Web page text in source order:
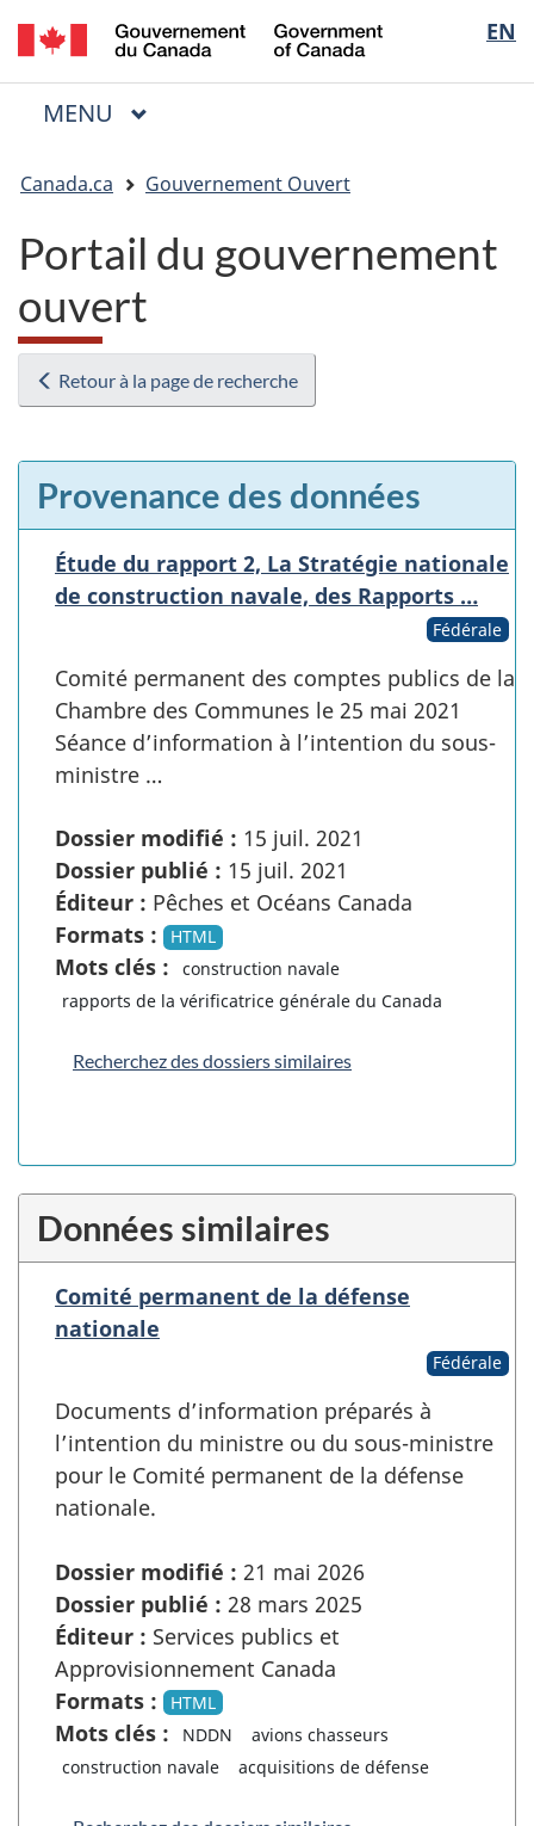
Passer
au
contenu
Passer
à
« Au
Passer
à
la
EN
of
Menu
MENU PRINCIPAL
êtes
ici
Canada.ca Gouvernement Ouvert
Portail du gouvernement
ouvert
Retour à la page de recherche
Provenance des données
Étude du rapport 2, La Stratégie nationale
de construction navale, des Rapports …
Fédérale
Comité permanent des comptes publics de la
Chambre des Communes le 25 mai 2021
Séance d’information à l’intention du sous-
ministre …
Dossier modifié : 15 juil. 2021
Dossier publié : 15 juil. 2021
Éditeur : Pêches et Océans Canada
Formats :
HTML
Mots clés :
construction navale
rapports de la vérificatrice générale du Canada
Recherchez des dossiers similaires
Données similaires
Comité permanent de la défense
nationale
Fédérale
Documents d’information préparés à
l’intention du ministre ou du sous-ministre
pour le Comité permanent de la défense
nationale.
Dossier modifié : 21 mai 2026
Dossier publié : 28 mars 2025
Éditeur : Services publics et
Approvisionnement Canada
Formats :
HTML
Mots clés : NDDN
avions chasseurs
construction navale
acquisitions de défense